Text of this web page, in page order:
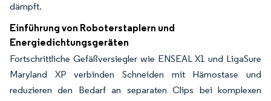
dämpft.
Einführung von Roboterstaplern und
Energiedichtungsgeräten
Fortschrittliche Gefäßversiegler wie ENSEAL X1 und LigaSure
Maryland XP verbinden Schneiden mit Hämostase und
reduzieren den Bedarf an separaten Clips bei komplexen